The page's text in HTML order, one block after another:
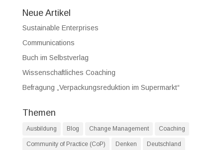
Neue Artikel
Sustainable Enterprises
Communications
Buch im Selbstverlag
Wissenschaftliches Coaching
Befragung „Verpackungsreduktion im Supermarkt“
Themen
Ausbildung Blog Change Management Coaching
Community of Practice (CoP) Denken Deutschland